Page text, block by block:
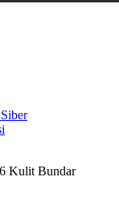
Kulit Bundar